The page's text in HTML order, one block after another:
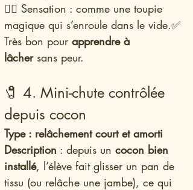
🧚‍♀️ Sensation : comme une toupie
magique qui s’enroule dans le vide.✅
Très bon pour apprendre à
lâcher sans peur.
🧷 4. Mini-chute contrôlée
depuis cocon
Type : relâchement court et amorti
Description : depuis un cocon bien
installé, l’élève fait glisser un pan de
tissu (ou relâche une jambe), ce qui